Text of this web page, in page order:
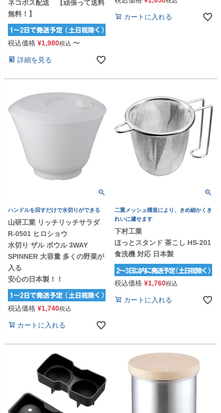
ネコポス配送 【頑張って送料
無料！】
税込価格 ¥1,980税込 〜
詳細を見る
カートに入れる
ハンドルを回すだけで水切りができる
山研工業 リッチリッチサラダ
R-0501 ヒロショウ
水切り ザル ボウル 3WAY
SPINNER 大容量 多くの野菜が
入る
安心の日本製！！
税込価格 ¥1,740税込
カートに入れる
二重メッシュ構造により、きめ細かくき
れいに濾せます
下村工業
ほっとスタンド 茶こし HS-201
食洗機 対応 日本製
税込価格 ¥1,760税込
カートに入れる